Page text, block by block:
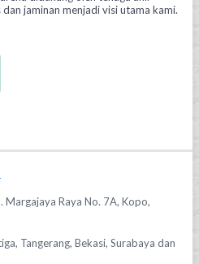
jaminan menjadi visi utama kami.
Margajaya Raya No. 7A, Kopo,
Tangerang, Bekasi, Surabaya dan